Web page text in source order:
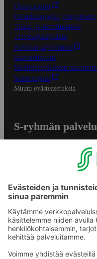
Oiva-raportit
Osuuskauppojen yhteystiedot
Tilaus- ja toimitusehdot
Tietosuojakäytäntö
Palvelun käyttöehdot
Saavutettavuus
Mobiilisovelluksen
Mainostajalle
Muuta evästeasetuksia
S-ryhmän
S-ostoslista -sovellus
Prisma.fi
Sokos.fi
S-Pankki
Yhteishyvä
Sokos Hotels
Raflaamo